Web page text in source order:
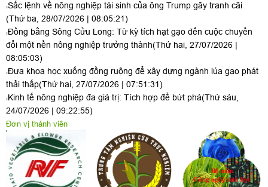
Sắc lệnh về nông nghiệp tái sinh của ông Trump gây tranh cãi
(Thứ ba, 28/07/2026 | 08:05:21)
Đồng bằng Sông Cửu Long: Từ kỳ tích hạt gạo đến cuộc chuyển
đổi một nền nông nghiệp trưởng thành(Thứ hai, 27/07/2026 |
08:05:03)
Đưa khoa học xuống đồng ruộng để xây dựng ngành lúa gạo phát
thải thấp(Thứ hai, 27/07/2026 | 07:51:31)
Kinh tế nông nghiệp đa giá trị: Tích hợp để bứt phá(Thứ sáu,
24/07/2026 | 09:22:55)
Đơn vị thành viên